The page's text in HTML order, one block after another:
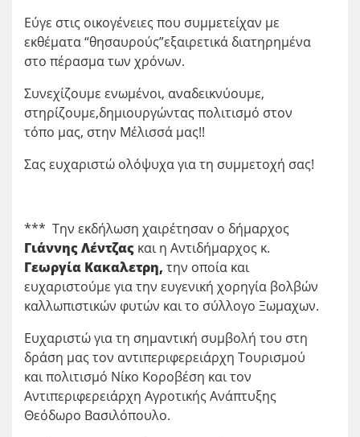
Εύγε στις οικογένειες που συμμετείχαν με
εκθέματα “θησαυρούς”εξαιρετικά διατηρημένα
στο πέρασμα των χρόνων.
Συνεχίζουμε ενωμένοι, αναδεικνύουμε,
στηρίζουμε,δημιουργώντας πολιτισμό στον
τόπο μας, στην Μέλισσά μας!!
Σας ευχαριστώ ολόψυχα για τη συμμετοχή σας!
*** Την εκδήλωση χαιρέτησαν ο δήμαρχος
Γιάννης Λέντζας και η Αντιδήμαρχος κ.
Γεωργία Κακαλετρη, την οποία και
ευχαριστούμε για την ευγενική χορηγία βολβών
καλλωπιστικών φυτών και το σύλλογο Ξωμαχων.
Ευχαριστώ για τη σημαντική συμβολή του στη
δράση μας τον αντιπεριφερειάρχη Τουρισμού
και πολιτισμό Νίκο Κοροβέση και τον
Αντιπεριφερειάρχη Αγροτικής Ανάπτυξης
Θεόδωρο Βασιλόπουλο.